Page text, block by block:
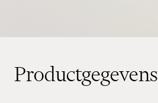
Productgegevens